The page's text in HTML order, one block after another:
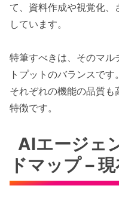
て、資料作成や視覚化
しています。
特筆すべきは、そのマル
トプットのバランスです
それぞれの機能の品質
特徴です。
AIエージェ
ドマップ –